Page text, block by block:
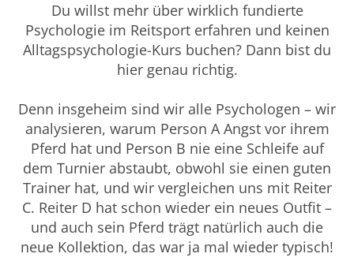
Du willst mehr über wirklich fundierte
Psychologie im Reitsport erfahren und keinen
Alltagspsychologie-Kurs buchen? Dann bist du
hier genau richtig.
Denn insgeheim sind wir alle Psychologen – wir
analysieren, warum Person A Angst vor ihrem
Pferd hat und Person B nie eine Schleife auf
dem Turnier abstaubt, obwohl sie einen guten
Trainer hat, und wir vergleichen uns mit Reiter
C. Reiter D hat schon wieder ein neues Outfit –
und auch sein Pferd trägt natürlich auch die
neue Kollektion, das war ja mal wieder typisch!